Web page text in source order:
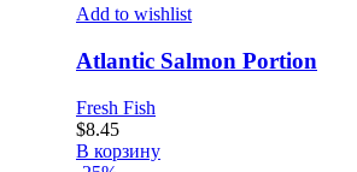
Add to wishlist
Atlantic Salmon Portion
Fresh Fish
$8.45
В корзину